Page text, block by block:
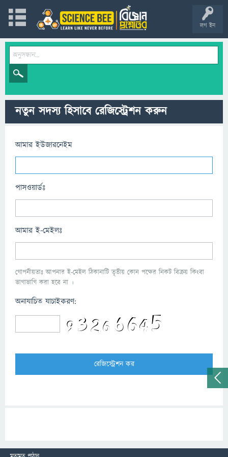
লগ ইন
নতুন সদস্য হিসাবে রেজিস্ট্রেশন করুন
আমার ইউজারনেইম
পাসওয়ার্ডঃ
আমার ই-মেইলঃ
গোপনীয়তাঃ আপনার ই-মেইল ঠিকানাটি তৃতীয় কোন পক্ষের নিকট বিক্রয় কিংবা
ভাগাভাগি করা হবে না ।
অনাযাচিত যাচাইকরণ: